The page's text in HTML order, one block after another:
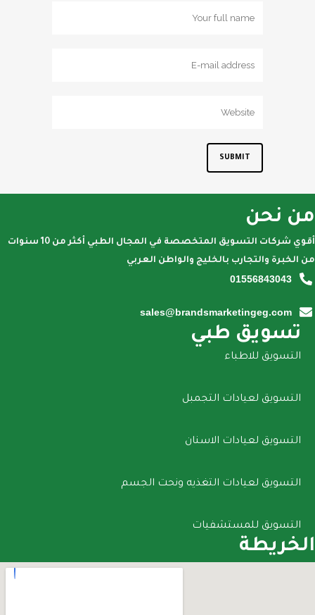
من نحن
أقوي شركات التسويق المتخصصة في المجال الطبي أكثر من 10 سنوات
من الخبرة والتجارب بالخليج والواطن العربي
01556843043
sales@brandsmarketingeg.com
تسويق طبي
التسويق للاطباء
التسويق لعيادات التجمبل
التسويق لعيادات الاسنان
التسويق لعيادات التغذيه ونحت الجسم
التسويق للمستشفيات
الخريطة